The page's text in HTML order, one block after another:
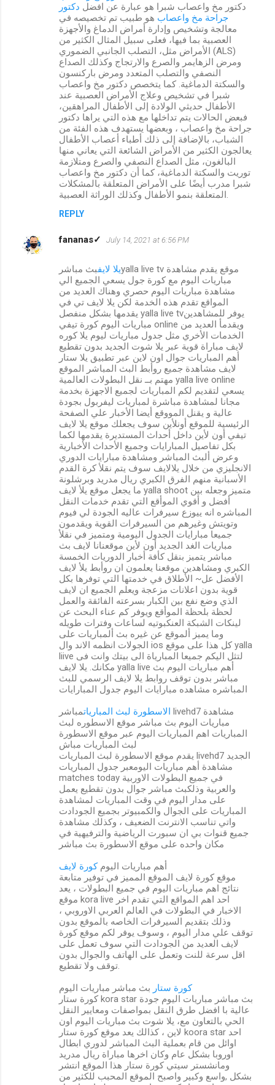
دكتور مخ واعصاب شبرا هو عبارة عن افضل دكتور
جراحة مخ واعصاب هو طبيب تم تخصيصه في
معالجة وتشخيص وإدارة أمراض الدماغ والأجهزة
العصبية بما فيها، فعلى سبيل المثال الكثير من
الأمراض مثل، التصلب الجانبي الضموري (ALS)
ومرض الزهايمر والصرع والارتجاج وكذلك الصداع
النصفي والتصلب المتعدد ومرض باركنسون
والسكتة الدماغية. كما يتخصص دكتور مخ واعصاب
شبرا في تشخيص وعلاج الأمراض العصبية عند
الأطفال حديثي الولادة إلى الأطفال المراهقين،
فبعض الحالات يتم تداخلها مع هذه التي يراها دكتور
جراحة مخ واعصاب ، وبعضها يستهدف هذه الفئة من
الشباب، بالإضافة إلى ذلك أطباء أعصاب الأطفال
يعالجون الكثير من الأمراض الشائعة التي يعاني منها
البالغون، مثل الصداع النصفي والصرع ومتلازمة
توريت والسكتة الدماغية، كما أن دكتور مخ واعصاب
شبرا مدرب أيضًا على الأمراض المتعلقة بالمشكلات
REPLY
fananas✓ July 14, 2021 at 6:56 PM
يلا لايفبث مباشرyalla live tv موقع يقدم مشاهدة
مباريات اليوم مع كورة جول يسعي الجميع الي
مشاهدة مباريات اليوم حصري وهناك العديد من
المواقع تقدم هذه الخدمة لكن يلا لايف تي في
يقدمها بشكل منفصل yalla live tvيوفر للمشاهدين
مباريات اليوم كورة تيفي online ويقدمأ العديد من
الخدمات الأخري مثل جدول مباريات ليوم يلا كوره
لايف مباراة قوية عبر يلا شوت الجديد بدون تقطيع
أهم المباريات جوال اون لاين عبر تطبيق يلا ستار
لايف مشاهدة جميع روأبط البث المباشر الموقع
مهتم بــ نقل البطولات العالمية yalla live online
يسعي لتقديم لكم المباريات لجميع الاجهزة بخدمة
مجانا لمشاهدة مباشرة لمباريات ليفربول بجودة
عالية و يقنل المووقع أيضا الأخبار علي الصفحة
الرئيسية للموقع أونلأين سوف يجعلك موقع يلا لايف
تيفي أون لأين داخل أحداث المستديرة يقدمها لكما
بكل تفاصيل المبارايات وجميع الأحداث الأخبارية
وعرض ألبث المباشر ومشاهدة مبارايات الدوري
الانجليزي من خلال يلالايف سوف يتم نقلأ كرة القدم
الأسبانية منهم الفرق الكبري ريال مدريد وبرشلونة
ما يجعل موقع يلأ لايف yalla shoot متميز وجعله بين
أفضل و أقوي الموأقع التي تقدم خدمات النقل
المباشره انه ييوزع سيرفرات عاليه الجودة لي فيوم
وتويتش وغيرهم من السيرفرات القوية ويقدمون
جميعا مبارايات الجدول اليومية ومتميز في نقلأ
مباريات الغد الجديد أون لأين موقعنانا لايف بث
مباشر يتميز بنقل كأفة أخبار الدوريات الخمسة
الكبري ومشاهدين موقعنا يعلمون ان روأبط يلأ لايف
الأفضل عل~ الأطلاق في خدمتها التي توفرها بكل
قوية بدون اعلانات مزعجة ويعلم الجميع ان لايف
الذي وضع نفع بين الكبار بسرعته الفائقة والعمل
لحظة بلحظة الموأقع ويوفر كم عناء البحث عن
لينكات الشبكة العنكبوتيه لساعات وفترات طويله
وما يميز ألموقع عن غيره بث ألمباريات على
الجولات انظمه الاند وال ios كل هذا على موقع yalla
liive لتثل اليكم جميعا المبارياة الى بيتك وانت فى
مكانك. يلا لايف yalla live أهم مباريات اليوم بث
مباشر بدون توقف روابط يلا لايف الرسمي للبث
المباشره مشاهده مبارايات اليوم جدول المبارايات
الاسطورة لبث المبارياتمباشر livehd7 مشاهدة
مباريات اليوم بث مباشر موقع الاسطوره لبث
المباريات اهم المباريات اليوم عبر موقع الاسطورة
لبث المباريات مباش
يقدم موقع الاسطورة لبث المباريات livehd7 الجديد
مشاهدة أهم مباريات اليومعبر جدول المباريات
matches today في جميع البطولات الاوربية
والعربية وذلكبث مباشر جوال بدون تقطيع يعمل
على مدار اليوم في وقت المباريات لمشاهدة
المباريات على الجوال والكمبيوتر بجميع الجودادت
واتي تناسب الانترنت الضعيف ، وكذلك مشاهدة
جميع قنوات بي ان سبورت الرياضية والترفيهية في
مكان واحده على موقع الاسطورة بث مباشر
أهم مباريات اليومكورة لايف
موقع كورة لايف الموقع المميز في توفير متابعة
نتائج اهم مباريات اليوم في جميع البطولات ، يعد
موقع kora live احد اهم المواقع التي تقدم اخر
الاخبار في البطولات في العالم العربي الاوروبي ،
وذلك بتقديم السيرفرات الخاصه بالموقع بدون
توقف علي مدار اليوم ، وسوف يوفر لكم موقع كورة
لايف العديد من الجودادت التي سوف تعمل على
اقل سرعة للنت وتعمل على الهاتف والجوال بدون
كورة ستار بث مباشر مباريات اليوم
كورة ستار kora star بث مباشر مباريات اليوم جودة
عالية با افضل طرق النقل بمواصفات ومعايير النقل
الحي بالتعاون مع، يلا شوت بث مباريات اليوم اون
لاين ، كذالك يعد موقع كورة ستار koora star احد
اوائل من قام بعملية البث المباشر لدوري ابطال
اوروبا بشكل عام وكان اخرها مباراة ريال مدريد
ومانشستر سيتي كورة ستار هذا الموقع انتشر
بشكل ,واسع وكبير واصبح الموقع المحبب للكثير من